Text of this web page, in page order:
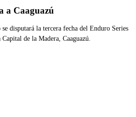
a Caaguazú
disputará la tercera fecha del Enduro Series
de la Madera, Caaguazú.